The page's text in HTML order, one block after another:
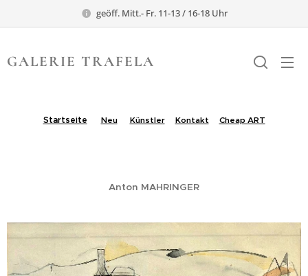
geöff. Mitt.- Fr. 11-13 / 16-18 Uhr
GALERIE TRAFELA
Startseite Neu Künstler Kontakt Cheap ART
Anton MAHRINGER